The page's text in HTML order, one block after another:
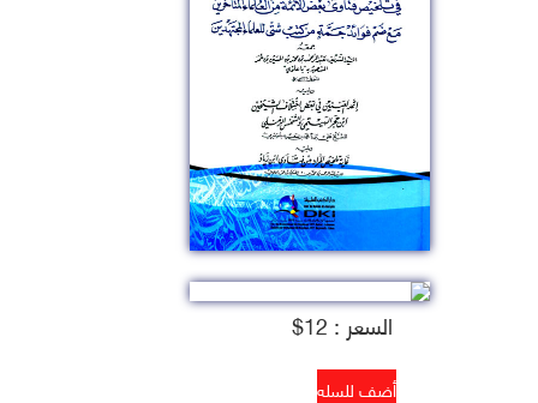
السعر : 12$